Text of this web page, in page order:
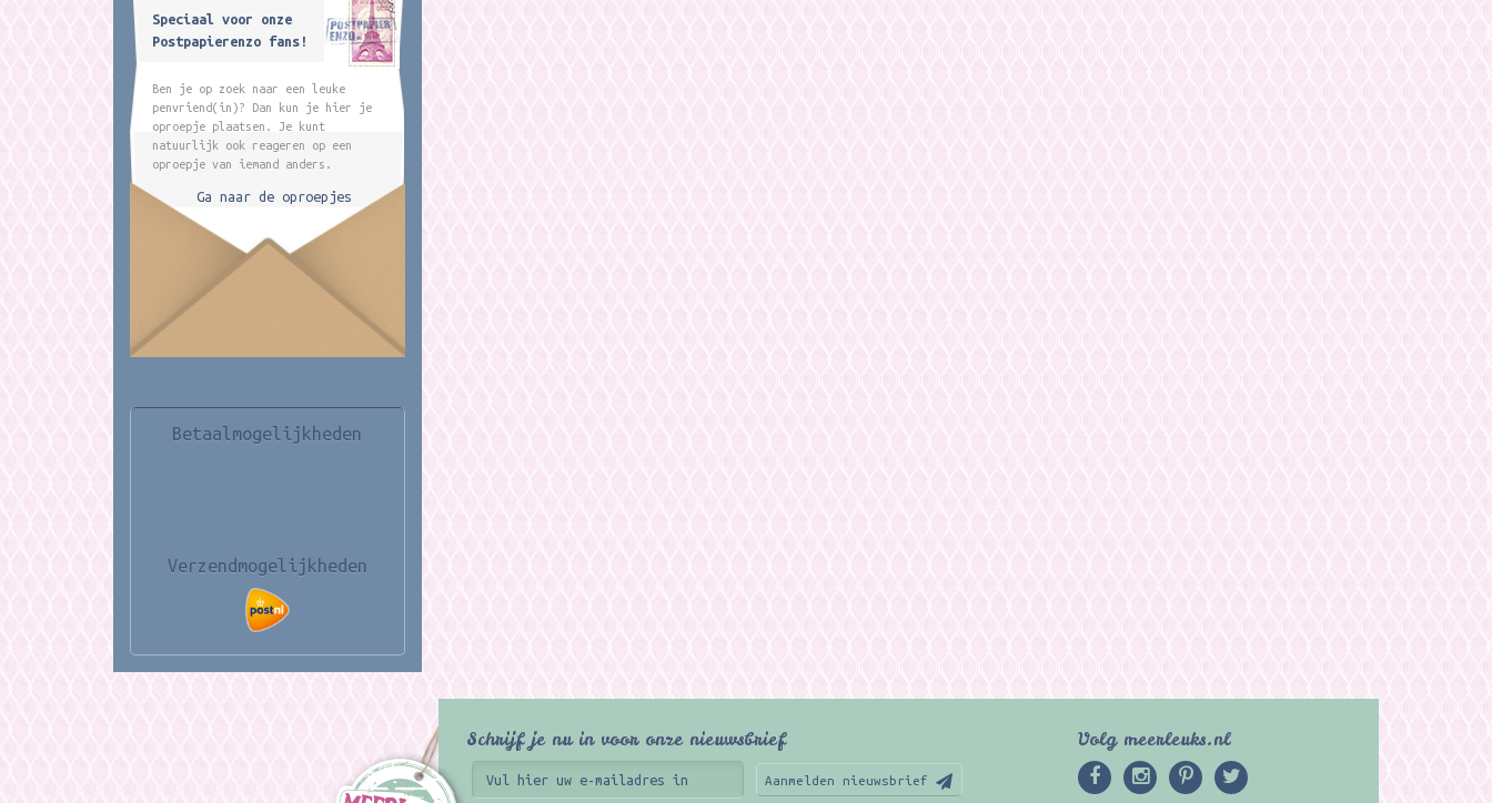
Speciaal voor onze
Postpapierenzo fans!
Ben je op zoek naar een leuke
penvriend(in)? Dan kun je hier je
oproepje plaatsen. Je kunt
natuurlijk ook reageren op een
oproepje van iemand anders.
Ga naar de oproepjes
Betaalmogelijkheden
Verzendmogelijkheden
Schrijf je nu in voor onze nieuwsbrief
Aanmelden nieuwsbrief
Volg meerleuks.nl